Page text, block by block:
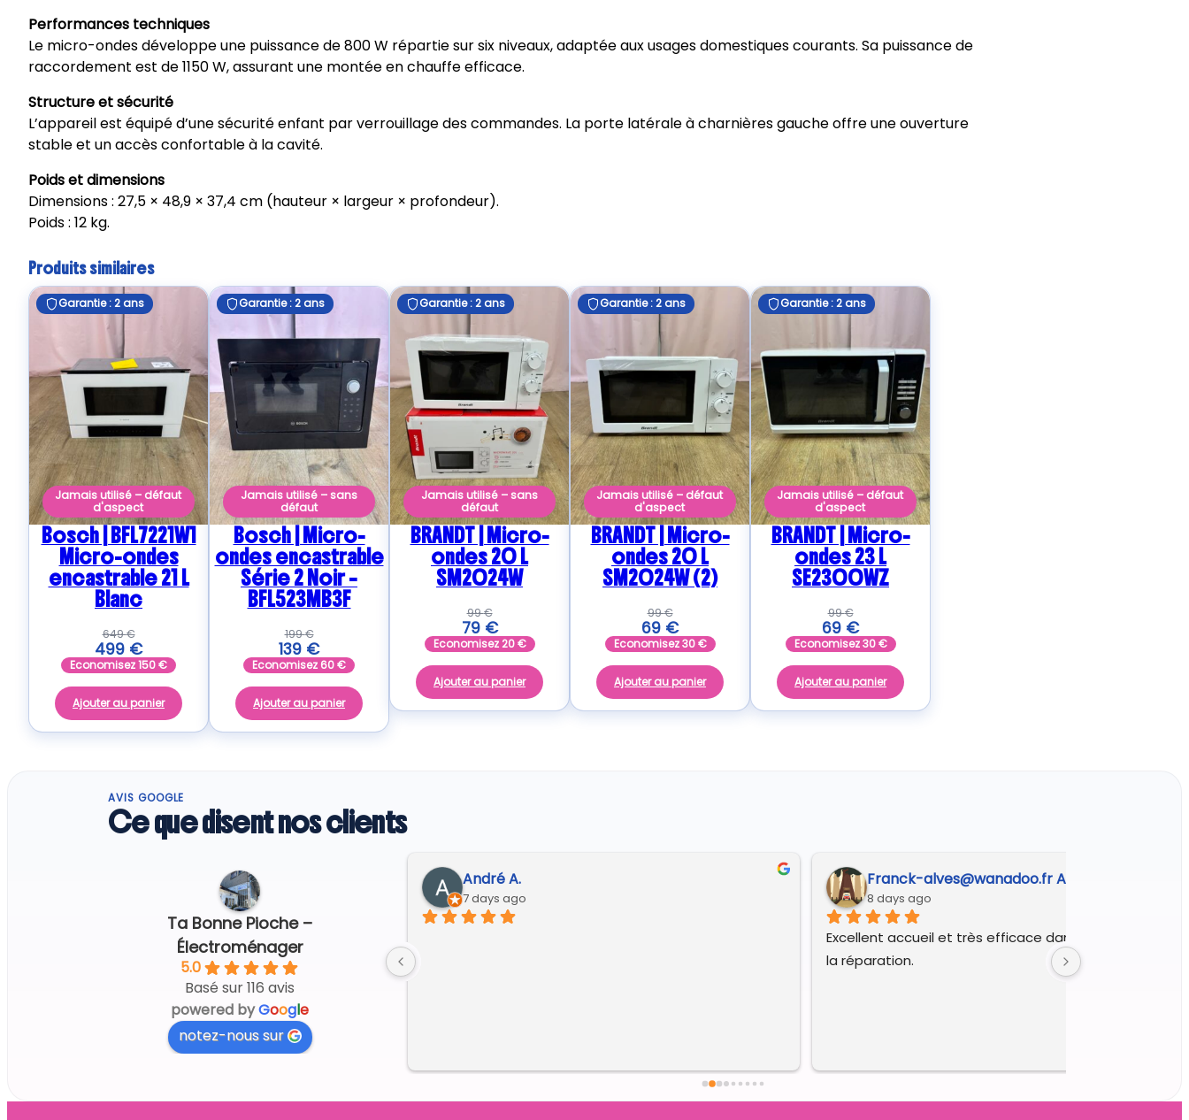
Performances techniques
Le micro-ondes développe une puissance de 800 W répartie sur six niveaux, adaptée aux usages domestiques courants. Sa puissance de
raccordement est de 1150 W, assurant une montée en chauffe efficace.
Structure et sécurité
L’appareil est équipé d’une sécurité enfant par verrouillage des commandes. La porte latérale à charnières gauche offre une ouverture
stable et un accès confortable à la cavité.
Poids et dimensions
Dimensions : 27,5 × 48,9 × 37,4 cm (hauteur × largeur × profondeur).
Poids : 12 kg.
Produits similaires
Garantie : 2 ans
Jamais utilisé – défaut
d'aspect
Bosch | BFL7221W1
Micro-ondes
encastrable 21 L
Blanc
649€
499 €
Economisez150€
Ajouter au panier
Garantie : 2 ans
Jamais utilisé – sans
défaut
Bosch | Micro-
ondes encastrable
Série 2 Noir –
BFL523MB3F
199€
139 €
Economisez 60€
Ajouter au panier
Garantie : 2 ans
Jamais utilisé – sans
défaut
BRANDT | Micro-
ondes 20 L
SM2024W
99€
79 €
Economisez20€
Ajouter au panier
Garantie : 2 ans
Jamais utilisé – défaut
d'aspect
BRANDT | Micro-
ondes 20 L
SM2024W (2)
99€
69 €
Economisez30€
Ajouter au panier
Garantie : 2 ans
Jamais utilisé – défaut
d'aspect
BRANDT | Micro-
ondes 23 L
SE2300WZ
99€
69 €
Economisez30€
Ajouter au panier
AVIS GOOGLE
Ce que disent nos clients
Ta Bonne Pioche –
Électroménager
5.0
Basé sur 116 avis
powered byGoogle
notez-nous sur
André A.
7 days ago
Franck-alves@wanadoo.fr A.
8 days ago
Excellent accueil et très efficace dans le diagnostic et
la réparation.